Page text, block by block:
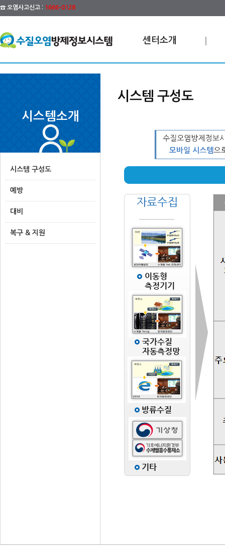
☎ 오염사고신고 : 1666-0128
센터소개
시스템소개
시스템 구성도
예방
대비
복구 & 지원
시스템 구성도